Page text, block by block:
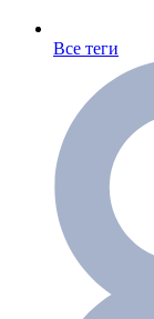
Все теги